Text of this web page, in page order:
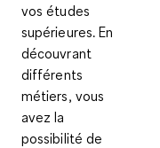
vos études
supérieures. En
découvrant
différents
métiers, vous
avez la
possibilité de